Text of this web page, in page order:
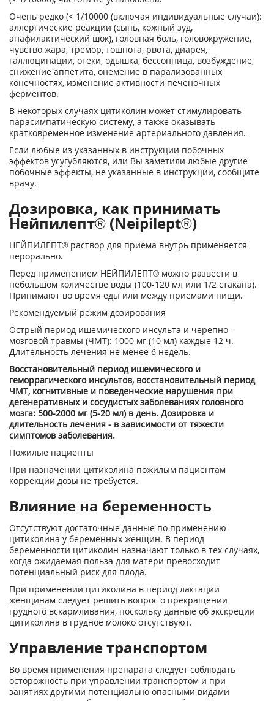
Очень редко (< 1/10000 (включая индивидуальные случаи):
аллергические реакции (сыпь, кожный зуд,
анафилактический шок), головная боль, головокружение,
чувство жара, тремор, тошнота, рвота, диарея,
галлюцинации, отеки, одышка, бессонница, возбуждение,
снижение аппетита, онемение в парализованных
конечностях, изменение активности печеночных
ферментов.
В некоторых случаях цитиколин может стимулировать
парасимпатическую систему, а также оказывать
кратковременное изменение артериального давления.
Если любые из указанных в инструкции побочных
эффектов усугубляются, или Вы заметили любые другие
побочные эффекты, не указанные в инструкции, сообщите
врачу.
Дозировка, как принимать
Нейпилепт® (Neipilept®)
НЕЙПИЛЕПТ® раствор для приема внутрь применяется
перорально.
Перед применением НЕЙПИЛЕПТ® можно развести в
небольшом количестве воды (100-120 мл или 1/2 стакана).
Принимают во время еды или между приемами пищи.
Рекомендуемый режим дозирования
Острый период ишемического инсульта и черепно-
мозговой травмы (ЧМТ): 1000 мг (10 мл) каждые 12 ч.
Длительность лечения не менее 6 недель.
Восстановительный период ишемического и
геморрагического инсультов, восстановительный период
ЧМТ, когнитивные и поведенческие нарушения при
дегенеративных и сосудистых заболеваниях головного
мозга: 500-2000 мг (5-20 мл) в день. Дозировка и
длительность лечения - в зависимости от тяжести
симптомов заболевания.
Пожилые пациенты
При назначении цитиколина пожилым пациентам
коррекции дозы не требуется.
Влияние на беременность
Отсутствуют достаточные данные по применению
цитиколина у беременных женщин. В период
беременности цитиколин назначают только в тех случаях,
когда ожидаемая польза для матери превосходит
потенциальный риск для плода.
При применении цитиколина в период лактации
женщинам следует решить вопрос о прекращении
грудного вскармливания, поскольку данные об экскреции
цитиколина в грудное молоко отсутствуют.
Управление транспортом
Во время применения препарата следует соблюдать
осторожность при управлении транспортом и при
занятиях другими потенциально опасными видами